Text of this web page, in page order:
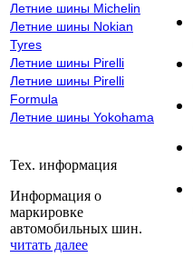
Летние шины Michelin
Летние шины Nokian
Tyres
Летние шины Pirelli
Летние шины Pirelli
Formula
Летние шины Yokohama
Тех. информация
Информация о
маркировке
автомобильных шин.
читать далее